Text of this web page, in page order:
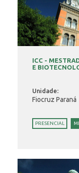
ICC -
E
Unidade:
Fiocruz Paraná
PRESENCIAL